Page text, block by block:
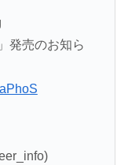
発売のお知ら